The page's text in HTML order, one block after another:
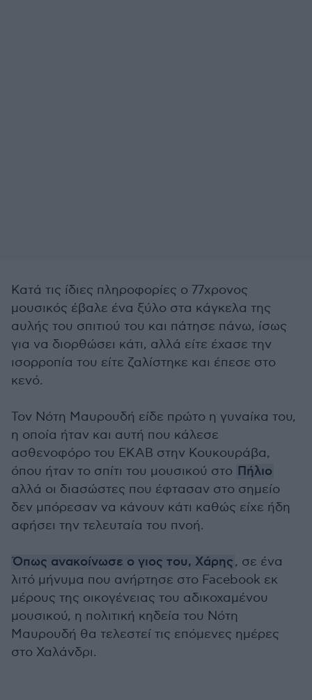
Κατά τις ίδιες πληροφορίες ο 77χρονος
μουσικός έβαλε ένα ξύλο στα κάγκελα της
αυλής του σπιτιού του και πάτησε πάνω, ίσως
για να διορθώσει κάτι, αλλά είτε έχασε την
ισορροπία του είτε ζαλίστηκε και έπεσε στο
κενό.
Τον Νότη Μαυρουδή είδε πρώτο η γυναίκα του,
η οποία ήταν και αυτή που κάλεσε
ασθενοφόρο του ΕΚΑΒ στην Κουκουράβα,
όπου ήταν το σπίτι του μουσικού στο Πήλιο
αλλά οι διασώστες που έφτασαν στο σημείο
δεν μπόρεσαν να κάνουν κάτι καθώς είχε ήδη
αφήσει την τελευταία του πνοή.
Όπως ανακοίνωσε ο γιος του, Χάρης, σε ένα
λιτό μήνυμα που ανήρτησε στο Facebook εκ
μέρους της οικογένειας του αδικοχαμένου
μουσικού, η πολιτική κηδεία του Νότη
Μαυρουδή θα τελεστεί τις επόμενες ημέρες
στο Χαλάνδρι.